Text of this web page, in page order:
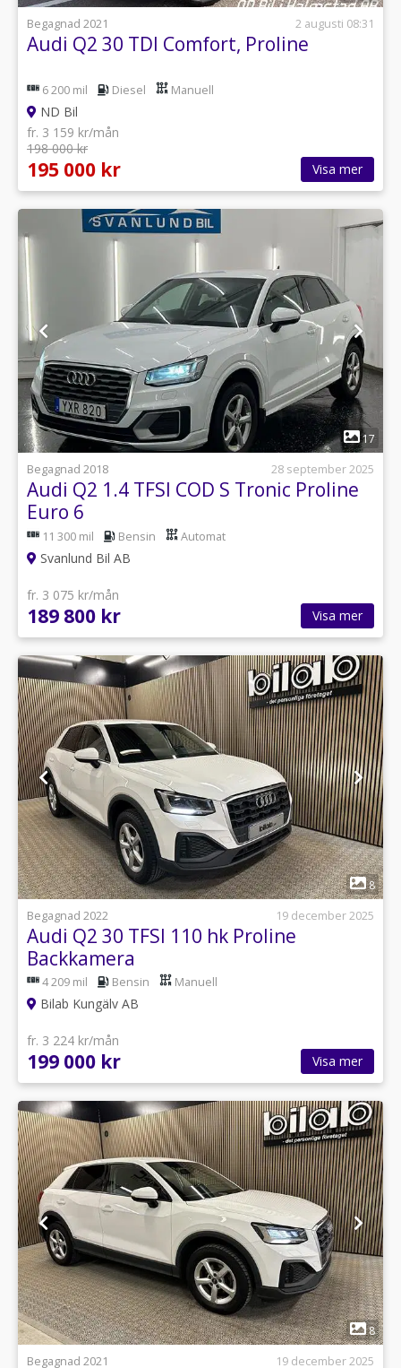
Begagnad 2021
2 augusti 08:31
Audi Q2 30 TDI Comfort, Proline
6 200 mil Diesel Manuell
ND Bil
fr. 3 159 kr/mån
198 000 kr
195 000 kr Visa mer
1
17
Begagnad 2018
28 september 2025
Audi Q2 1.4 TFSI COD S Tronic Proline
Euro 6
11 300 mil Bensin Automat
Svanlund Bil AB
fr. 3 075 kr/mån
189 800 kr Visa mer
8
Begagnad 2022
19 december 2025
Audi Q2 30 TFSI 110 hk Proline
Backkamera
4 209 mil Bensin Manuell
Bilab Kungälv AB
fr. 3 224 kr/mån
199 000 kr Visa mer
1
8
Begagnad 2021
19 december 2025